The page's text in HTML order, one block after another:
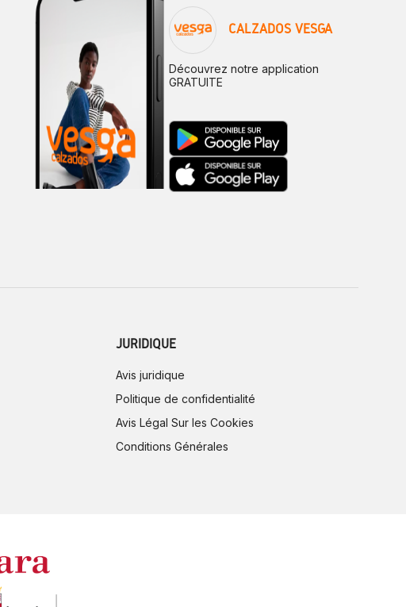
CALZADOS VESGA
Découvrez notre application
GRATUITE
JURIDIQUE
Avis juridique
Politique de confidentialité
Avis Légal Sur les Cookies
Conditions Générales